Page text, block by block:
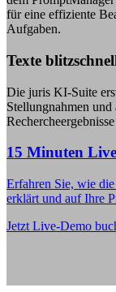
für eine effiziente
Aufgaben.
Texte
Die juris KI-Suite
Stellungnahmen
15 Minuten
Erfahren Sie, wie
erklärt und auf Ihre
Jetzt Live-Demo